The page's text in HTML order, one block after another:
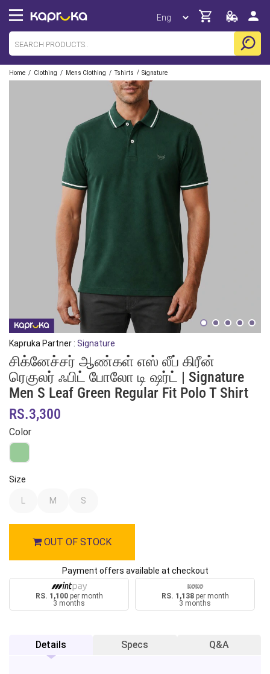
Home / Clothing / Mens Clothing / Tshirts / Signature
Kapruka Partner : Signature
சிக்னேச்சர் ஆண்கள் எஸ் லீப் கிரீன்
ரெகுலர் ஃபிட் போலோ டி ஷர்ட் | Signature
Men S Leaf Green Regular Fit Polo T Shirt
RS.3,300
Color
Size
M S
OUT OF STOCK
Payment offers available at checkout
RS. 1,100per month
3 months
RS. 1,138per month
3 months
Details Specs Q&A